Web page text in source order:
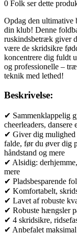
x
6,5
cm,
Blå
antal
0 Folk ser dette
Opdag den ultimative
din klub! Denne
ruskindsbetræk giver
være de skridsikre
koncentrere dig fuldt
og professionelle –
teknik med lethed!
Beskrivelse:
✔ Sammenklappelig
cheerleaders, dansere
✔ Giver dig mulighed
falde, før du øver dig
håndstand og mere
✔ Alsidig:
mere
✔ Pladsbesparende
✔ Komfortabelt,
✔ Lavet af robuste
✔ Robuste hængsler
✔ 4 skridsikre,
✔ Anbefalet